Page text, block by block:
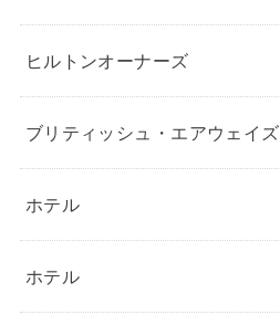
ヒルトンオーナーズ
ブリティッシュ・エアウェイズ
ホテル
ホテル